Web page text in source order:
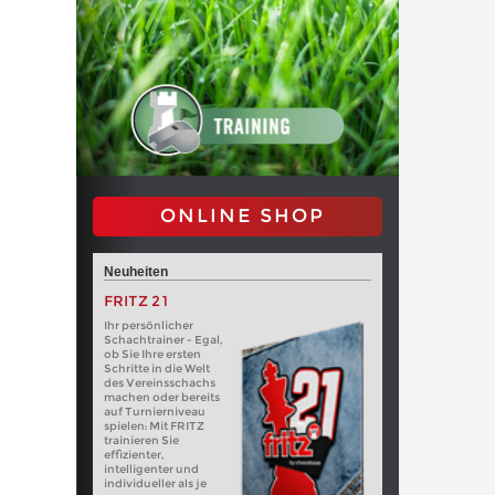
ONLINE SHOP
Neuheiten
FRITZ 21
Ihr persönlicher
Schachtrainer - Egal,
ob Sie Ihre ersten
Schritte in die Welt
des Vereinsschachs
machen oder bereits
auf Turnierniveau
spielen: Mit FRITZ
trainieren Sie
effizienter,
intelligenter und
individueller als je